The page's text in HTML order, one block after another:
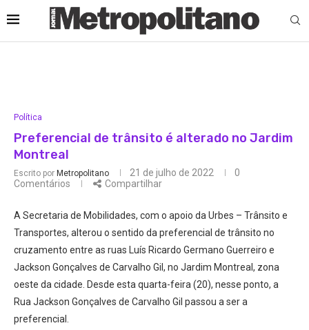
Política
Preferencial de trânsito é alterado no Jardim
Montreal
Escrito por Metropolitano 21 de julho de 2022
0
Comentários
Compartilhar
A Secretaria de Mobilidades, com o apoio da Urbes – Trânsito e
Transportes, alterou o sentido da preferencial de trânsito no
cruzamento entre as ruas Luís Ricardo Germano Guerreiro e
Jackson Gonçalves de Carvalho Gil, no Jardim Montreal, zona
oeste da cidade. Desde esta quarta-feira (20), nesse ponto, a
Rua Jackson Gonçalves de Carvalho Gil passou a ser a
preferencial.